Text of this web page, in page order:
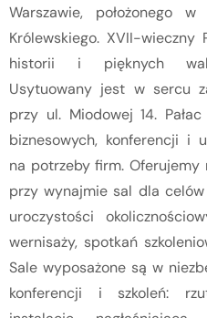
Warszawie, położonego
Królewskiego. XVII-
historii i pięknych
Usytuowany jest w sercu
przy ul. Miodowej 14.
biznesowych, konferencji i
na potrzeby firm. Oferujemy
przy wynajmie sal dla
uroczystości
wernisaży, spotkań
Sale wyposażone są w
konferencji i szkoleń: